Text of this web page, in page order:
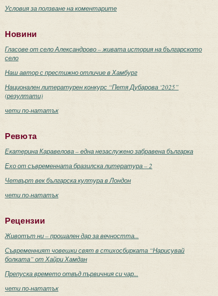
Условия за ползване на коментарите
Новини
Гласове от село Александрово – живата история на българското
село
Наш автор с престижно отличие в Хамбург
Национален литературен конкурс “Петя Дубарова ‘2025”
(резултати)
чети по-нататък
Ревюта
Екатерина Каравелова – една незаслужено забравена българка
Ехо от съвременната бразилска литература – 2
Четвърт век българска култура в Лондон
чети по-нататък
Рецензии
Животът ни – прощален дар за вечността...
Съвременният човешки свят в стихосбирката “Нарисувай
болката” от Хайри Хамдан
Препуска времето отвъд първичния си чар...
чети по-нататък